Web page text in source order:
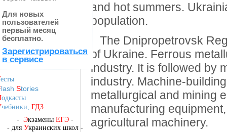
and hot summers.
population.
The Dnipropetrovsk
of Ukraine. Ferrous
industry. It is followed by
industry. Machine-
metallurgical and mining
manufacturing
agricultural machinery.
Для новых
пользователей
первый месяц
бесплатно.
Зарегистрироваться
в сервисе
есты
lash Stories
одкасты
чебники, ГДЗ
- Экзамены ЕГЭ-
- для Украинских школ-